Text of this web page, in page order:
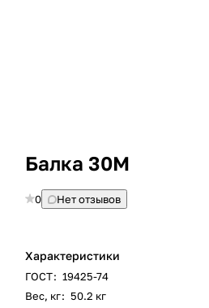
Балка 30М
0 Нет отзывов
Характеристики
ГОСТ: 19425-74
Вес, кг: 50.2 кг